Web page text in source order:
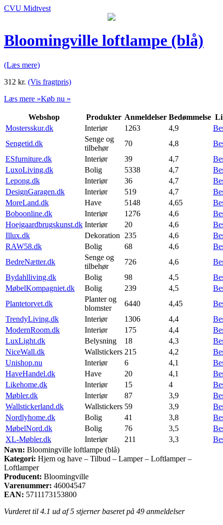
CVU Midtvest
Bloomingville loftlampe (blå)
(Læs mere)
312 kr. (Vis fragtpris)
Læs mere »Køb nu »
Webshop Produkter Anmeldelser Bedømmelse
Mostersskur.dk
Interiør 1263 4,9
Sengetid.dk
Senge og
tilbehør
70 4,8
ESfurniture.dk
Interiør 39 4,7
LuxoLiving.dk
Bolig 5338 4,7
Lepong.dk
Interiør 36 4,7
DesignGaragen.dk
Interiør 519 4,7
MoreLand.dk
Have 5148 4,65
Boboonline.dk
Interiør 1276 4,6
Hoejgaardbrugskunst.dk Interiør 20 4,6
Illux.dk
Dekoration 235 4,6
RAW58.dk
Bolig 68 4,6
BedreNætter.dk
Senge og
tilbehør
726 4,6
Bydahlliving.dk
Bolig 98 4,5
MøbelKompagniet.dk
Bolig 239 4,5
Plantetorvet.dk
Planter og
blomster
6440 4,45
TrendyLiving.dk
Interiør 1306 4,4
ModernRoom.dk
Interiør 175 4,4
LuxLight.dk
Belysning 18 4,3
NiceWall.dk
Wallstickers 215 4,2
Unishop.nu
Interiør 6 4,1
HaveHandel.dk
Have 20 4,1
Likehome.dk
Interiør 15 4
Møbler.dk
Interiør 87 3,9
Wallstickerland.dk
Wallstickers 59 3,9
Nordlyhome.dk
Bolig 41 3,8
MøbelNord.dk
Bolig 76 3,5
XL-Møbler.dk
Interiør 211 3,3
Navn: Bloomingville loftlampe (blå)
Kategori: Hjem og have – Tilbud – Lamper – Loftlamper –
Loftlamper
Producent: Bloomingville
Varenummer: 46004547
EAN: 5711173153800
Vurderet til 4.1 ud af 5 stjerner baseret på 49 anmeldelser